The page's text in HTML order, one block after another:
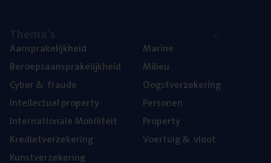
Aan­spra­ke­lijk­heid
Beroeps­aan­spra­ke­lijk­heid
Cyber& fraude
Intel­lec­tu­al property
Inter­na­ti­o­na­le Mobiliteit
Kre­diet­ver­ze­ke­ring
Kunst­ver­ze­ke­ring
Mari­ne
Mili­eu
Oogst­ver­ze­ke­ring
Per­so­nen
Pro­per­ty
Voer­tuig& vloot